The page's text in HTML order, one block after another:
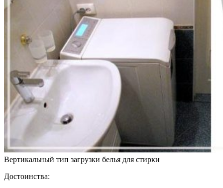
Вертикальный тип загрузки белья для стирки
Достоинства: